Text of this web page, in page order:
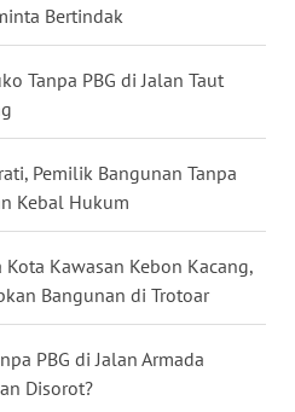
Bertindak
Tanpa PBG di Jalan Taut
Pemilik Bangunan Tanpa
Kebal Hukum
Kawasan Kebon Kacang,
Bangunan di Trotoar
PBG di Jalan Armada
Disorot?